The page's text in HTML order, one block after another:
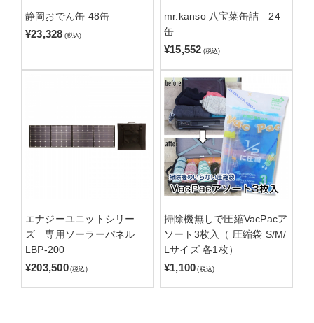
静岡おでん缶 48缶
¥23,328 (税込)
mr.kanso 八宝菜缶詰 24
缶
¥15,552 (税込)
エナジーユニットシリー
ズ 専用ソーラーパネル
LBP-200
¥203,500 (税込)
掃除機無しで圧縮VacPacア
ソート3枚入（ 圧縮袋 S/M/
Lサイズ 各1枚）
¥1,100 (税込)